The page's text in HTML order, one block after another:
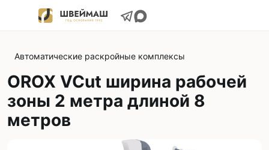
Автоматические раскройные комплексы
OROX VCut ширина рабочей
зоны 2 метра длиной 8
метров